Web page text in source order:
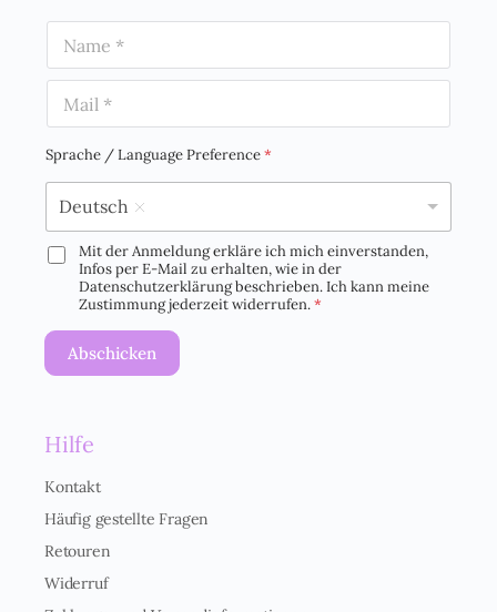
m
a
iSprache / Language Preference*
Deutsch
D
O
E
v
r
t
ä
d
Mit der Anmeldung erkläre ich mich einverstanden,
Infos per E-Mail zu erhalten, wie in der
Datenschutzerklärung beschrieben. Ich kann meine
Zustimmung jederzeit widerrufen.*
Abschicken
Hilfe
Kontakt
Häufig gestellte Fragen
Retouren
Widerruf